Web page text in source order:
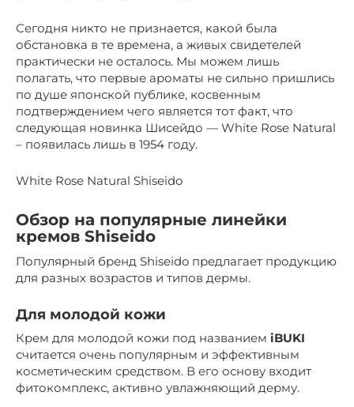
Сегодня никто не признается, какой была
обстановка в те времена, а живых свидетелей
практически не осталось. Мы можем лишь
полагать, что первые ароматы не сильно пришлись
по душе японской публике, косвенным
подтверждением чего является тот факт, что
следующая новинка Шисейдо — White Rose Natural
– появилась лишь в 1954 году.
White Rose Natural Shiseido
Обзор на популярные линейки
кремов Shiseido
Популярный бренд Shiseido предлагает продукцию
для разных возрастов и типов дермы.
Для молодой кожи
Крем для молодой кожи под названием iBUKI
считается очень популярным и эффективным
косметическим средством. В его основу входит
фитокомплекс, активно увлажняющий дерму.